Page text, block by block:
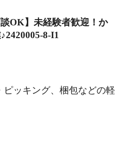
OK】未経験者歓迎！か
8-I1
ッキング、梱包などの軽